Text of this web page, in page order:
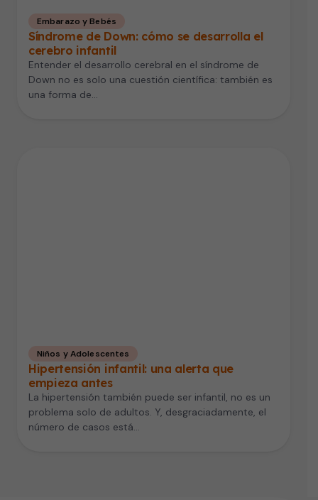
Embarazo y Bebés
Síndrome de Down: cómo se desarrolla el
cerebro infantil
Entender el desarrollo cerebral en el síndrome de
Down no es solo una cuestión científica: también es
una forma de…
Niños y Adolescentes
Hipertensión infantil: una alerta que
empieza antes
La hipertensión también puede ser infantil, no es un
problema solo de adultos. Y, desgraciadamente, el
número de casos está…